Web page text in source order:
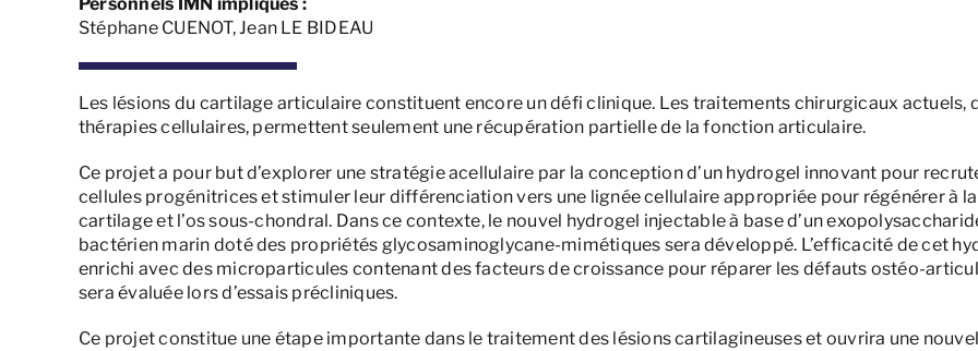
Stéphane CUENOT, Jean LE BIDEAU
Les lésions du cartilage articulaire constituent encore un défi clinique. Les traitements chirurgicaux actuels,
thérapies cellulaires, permettent seulement une récupération partielle de la fonction articulaire.
Ce projet a pour but d’explorer une stratégie acellulaire par la conception d’un hydrogel innovant pour
cellules progénitrices et stimuler leur différenciation vers une lignée cellulaire appropriée pour régénérer à
cartilage et l’os sous-chondral. Dans ce contexte, le nouvel hydrogel injectable à base d’un
bactérien marin doté des propriétés glycosaminoglycane-mimétiques sera développé. L’efficacité de cet
enrichi avec des microparticules contenant des facteurs de croissance pour réparer les défauts ostéo-
sera évaluée lors d’essais précliniques.
Ce projet constitue une étape importante dans le traitement des lésions cartilagineuses et ouvrira une